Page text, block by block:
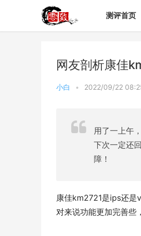
测评首页
网友剖析康佳
小白 • 2022/09/22
用了一上午
下次一定还
障！
康佳km2721是ips还是
对来说功能更加完善些，